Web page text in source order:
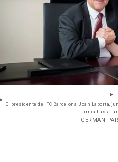
El presidente del FC Barcelona, Joan Laporta,
firma hasta
- GERMAN